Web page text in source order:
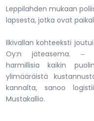
Leppilahden mukaan
lapsesta, jotka ovat
Ilkivallan kohteeksti
Oy:n jäteasema.
–
harmillisia kaikin
ylimääräistä
kannalta, sanoo
Mustakallio.